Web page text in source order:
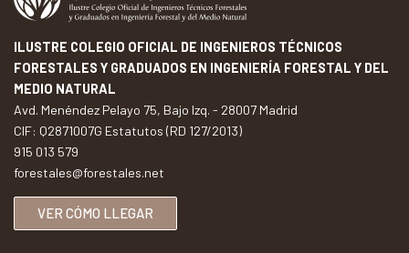
ILUSTRE COLEGIO OFICIAL DE INGENIEROS TÉCNICOS
FORESTALES Y GRADUADOS EN INGENIERÍA FORESTAL Y DEL
MEDIO NATURAL
Avd. Menéndez Pelayo 75, Bajo Izq. - 28007 Madrid
CIF: Q2871007G Estatutos (RD 127/2013)
915 013 579
forestales@forestales.net
VER CÓMO LLEGAR